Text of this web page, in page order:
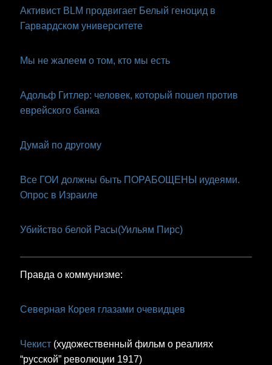
Активист BLM продвигает Белый геноцид в
Гарвардском университете
Мы не жалеем о том, кто мы есть
Адольф Гитлер: человек, который пошел против
еврейского банка
Думай по другому
Все ГОИ должны быть ПОРАБОЩЕНЫ иудеями.
Опрос в Израиле
Убийство белой Расы(Уильям Пирс)
Правда о коммунизме:
Северная Корея глазами очевидцев
Чекист (художественный фильм о реалиях
“русской” революции 1917)